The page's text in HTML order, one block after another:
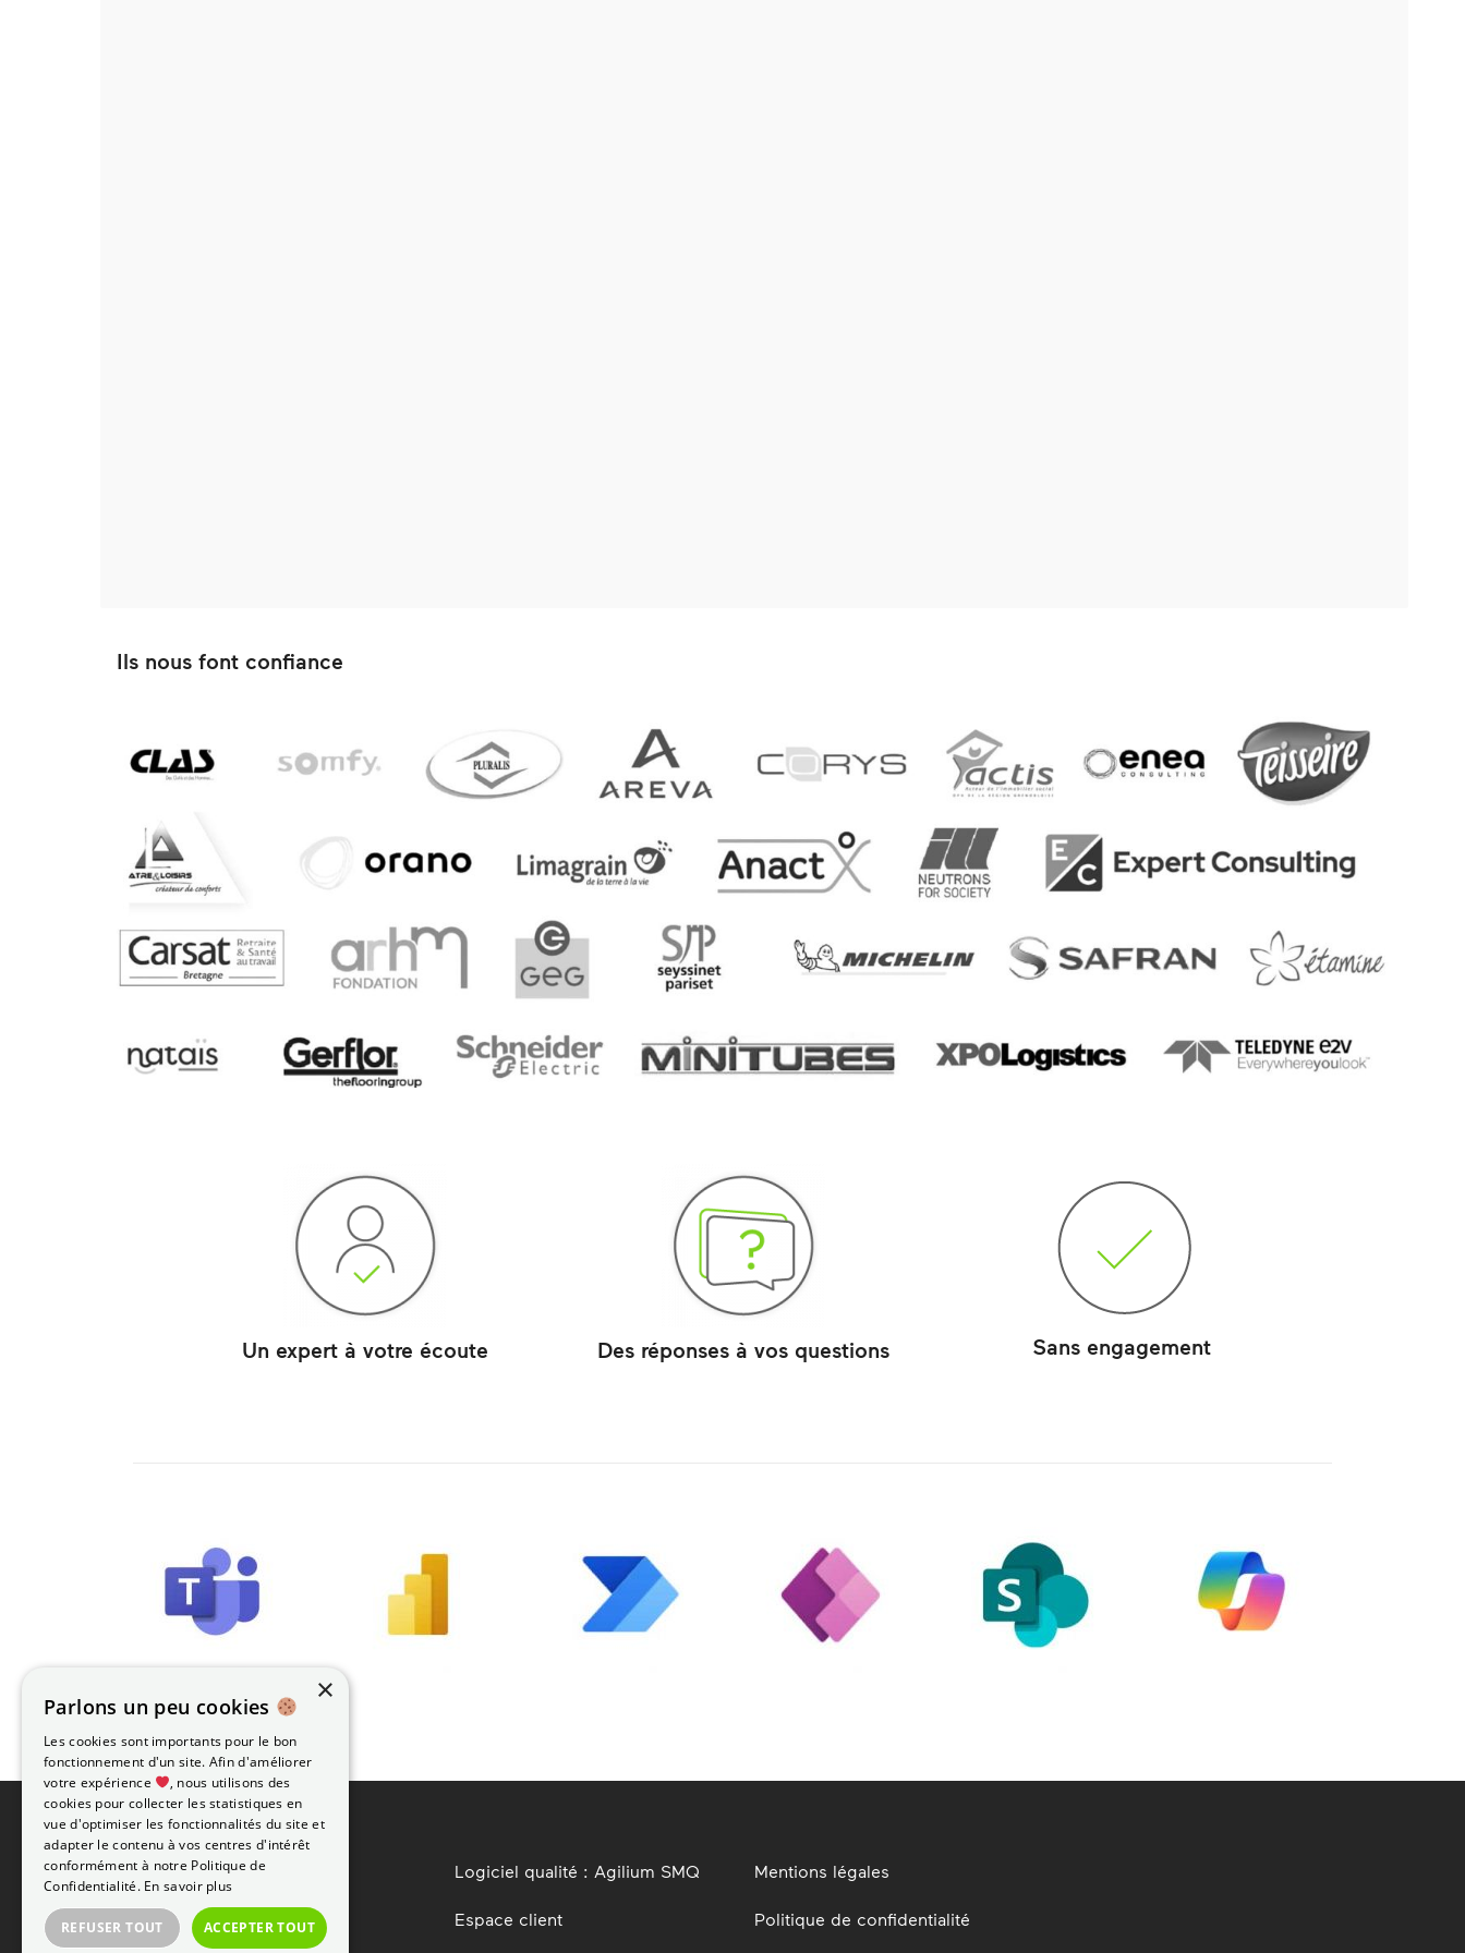
Ils nous font confiance
Un expert à votre écoute Des réponses à vos questions Sans engagement
Logiciel qualité : Agilium SMQ
Espace client
Mentions légales
Politique de confidentialité
×
Parlons un peu cookies
Les cookies sont importants pour le bon
fonctionnement d'un site. Afin d'améliorer
votre expérience
, nous utilisons des
cookies pour collecter les statistiques en
vue d'optimiser les fonctionnalités du site et
adapter le contenu à vos centres d'intérêt
conformément à notre Politique de
Confidentialité. En savoir plus
ACCEPTER TOUT
REFUSER TOUT